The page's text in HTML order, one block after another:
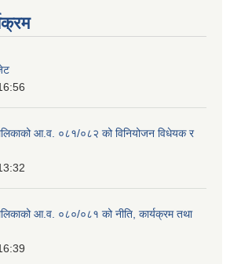
आ.व. ०८१/०८२ को विनियोजन विधेयक र
आ.व. ०८०/०८१ को नीति, कार्यक्रम तथा